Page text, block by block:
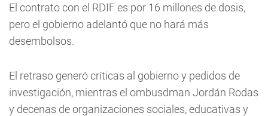
El contrato con el RDIF es por 16 millones de dosis,
pero el gobierno adelantó que no hará más
desembolsos.
El retraso generó críticas al gobierno y pedidos de
investigación, mientras el ombusdman Jordán Rodas
y decenas de organizaciones sociales, educativas y